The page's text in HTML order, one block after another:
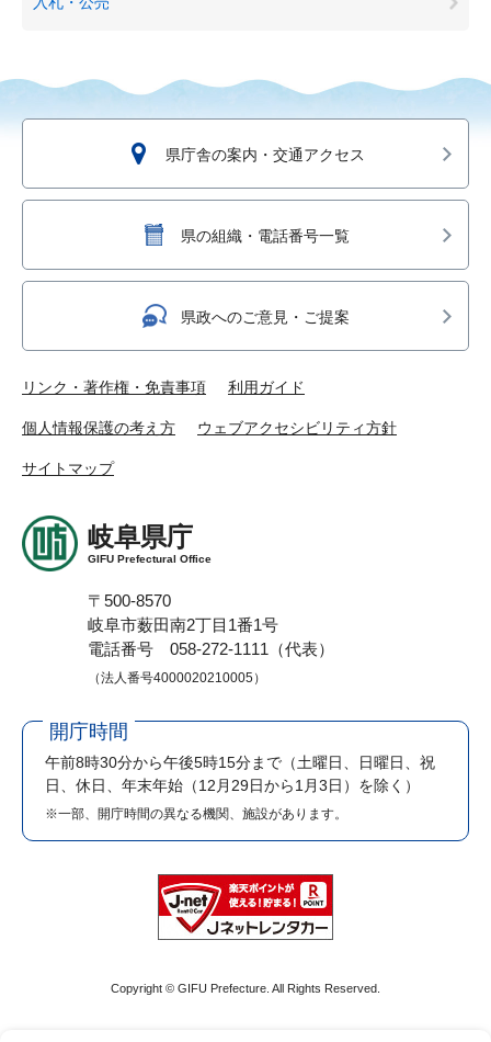
県庁舎の案内・交通アクセス
県の組織・電話番号一覧
県政へのご意見・ご提案
リンク・著作権・免責事項 利用ガイド
個人情報保護の考え方 ウェブアクセシビリティ方針
サイトマップ
岐阜県庁
GIFU Prefectural Office
〒500-8570
岐阜市薮田南2丁目1番1号
電話番号 058-272-1111（代表）
（法人番号4000020210005）
開庁時間
午前8時30分から午後5時15分まで （土曜日、日曜日、祝
日、休日、年末年始（12月29日から1月3日）を除く）
※一部、開庁時間の異なる機関、施設があります。
Copyright © GIFU Prefecture. All Rights Reserved.